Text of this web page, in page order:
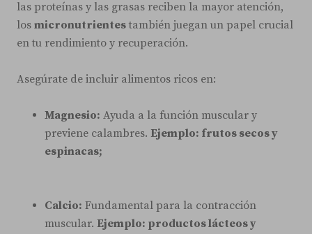
las proteínas y las grasas reciben la mayor atención,
los micronutrientes también juegan un papel crucial
en tu rendimiento y recuperación.
Asegúrate de incluir alimentos ricos en:
Magnesio: Ayuda a la función muscular y
previene calambres. Ejemplo: frutos secos y
espinacas;
Calcio: Fundamental para la contracción
muscular. Ejemplo: productos lácteos y